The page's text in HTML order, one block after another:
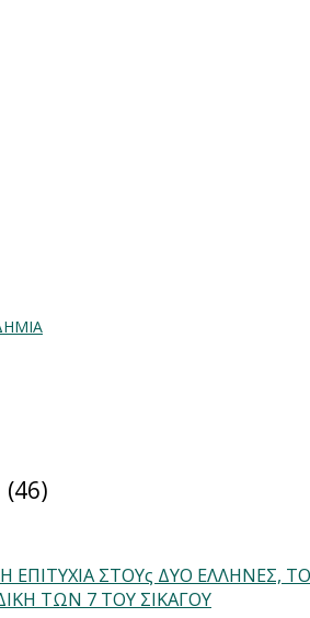
ΣΤΟΥς ΔΥΟ ΕΛΛΗΝΕΣ,
ΤΩΝ 7 ΤΟΥ ΣΙΚΑΓΟΥ